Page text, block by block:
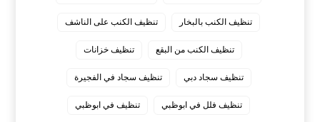
تنظيف الكنب بالبخار تنظيف الكنب على الناشف
تنظيف الكنب من البقع تنظيف خزانات
تنظيف سجاد دبي تنظيف سجاد في الفجيرة
تنظيف فلل في ابوظبي تنظيف في ابوظبي